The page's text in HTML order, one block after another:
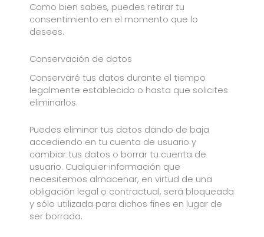
Como bien sabes, puedes retirar tu
consentimiento en el momento que lo
desees.
Conservación de datos
Conservaré tus datos durante el tiempo
legalmente establecido o hasta que solicites
eliminarlos.
Puedes eliminar tus datos dando de baja
accediendo en tu cuenta de usuario y
cambiar tus datos o borrar tu cuenta de
usuario. Cualquier información que
necesitemos almacenar, en virtud de una
obligación legal o contractual, será bloqueada
y sólo utilizada para dichos fines en lugar de
ser borrada.